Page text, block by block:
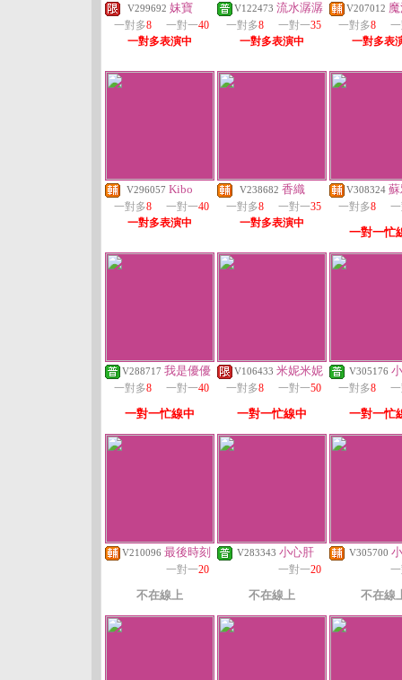
V299692 妹寶
一對多8 一對一40
一對多表演中
V122473 流水潺潺
一對多8 一對一35
一對多表演中
V207012
一對多8
一對多表
V296057 Kibo
一對多8 一對一40
一對多表演中
V238682 香織
一對多8 一對一35
一對多表演中
V308324
一對多8
一對一忙
V288717 我是優優
一對多8 一對一40
一對一忙線中
V106433 米妮米妮
一對多8 一對一50
一對一忙線中
V305176
一對多8
一對一忙
V210096 最後時刻
一對一20
不在線上
V283343 小心肝
一對一20
不在線上
V305700
不在線